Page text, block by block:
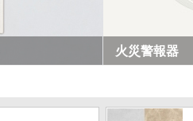
火災警報器